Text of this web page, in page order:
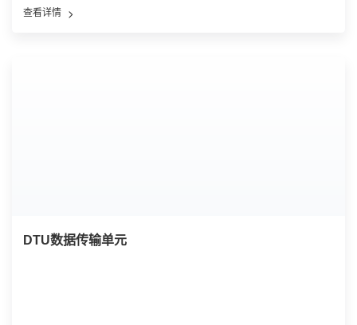
查看详情
DTU数据传输单元